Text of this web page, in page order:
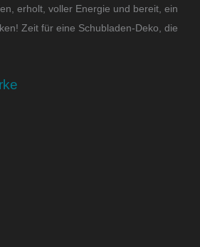
erholt, voller Energie und bereit, ein
Zeit für eine Schubladen-Deko, die